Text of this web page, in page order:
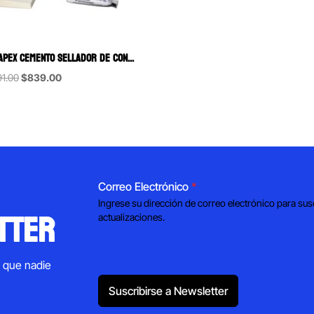
SEALAPEX CEMENTO SELLADOR DE CONDUCTOS RADICULARES KERR 12G BASE Y 18G CATALIZADOR
Original
$839.00Current
nadie
Correo Electrónico *
Ingrese su dirección de correo electrónico para
actualizaciones.
Suscribirse a Newsletter